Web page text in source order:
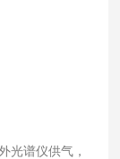
光谱仪供气，